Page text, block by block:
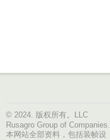
© 2024. 版权所有。LLC
Rusagro Group of Companies.
本网站全部资料，包括装帧设